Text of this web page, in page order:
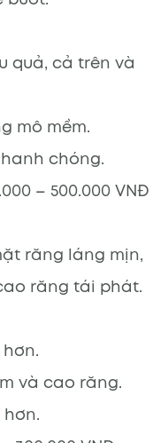
quả, cả trên và
mô mềm.
chóng.
– 500.000 VNĐ
răng láng mịn,
răng tái phát.
và cao răng.